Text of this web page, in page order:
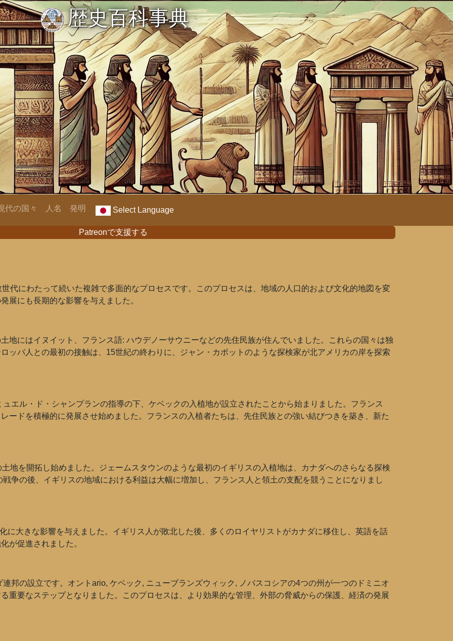
歴史百科事典
代の国々 人名 発明 Select Language
Patreonで支援する
代にわたって続いた複雑で多面的なプロセスです。このプロセスは、地域の人口的および文化的地図を変
展にも長期的な影響を与えました。
地にはイヌイット、フランス語: ハウデノーサウニーなどの先住民族が住んでいました。これらの国々は独
ッパ人との最初の接触は、15世紀の終わりに、ジャン・カボットのような探検家が北アメリカの岸を探索
エル・ド・シャンプランの指導の下、ケベックの入植地が設立されたことから始まりました。フランス
ードを積極的に発展させ始めました。フランスの入植者たちは、先住民族との強い結びつきを築き、新た
地を開拓し始めました。ジェームスタウンのような最初のイギリスの入植地は、カナダへのさらなる探検
争の後、イギリスの地域における利益は大幅に増加し、フランス人と領土の支配を競うことになりまし
に大きな影響を与えました。イギリス人が敗北した後、多くのロイヤリストがカナダに移住し、英語を話
が促進されました。
邦の設立です。オントario, ケベック, ニューブランズウィック, ノバスコシアの4つの州が一つのドミニオ
重要なステップとなりました。このプロセスは、より効果的な管理、外部の脅威からの保護、経済の発展